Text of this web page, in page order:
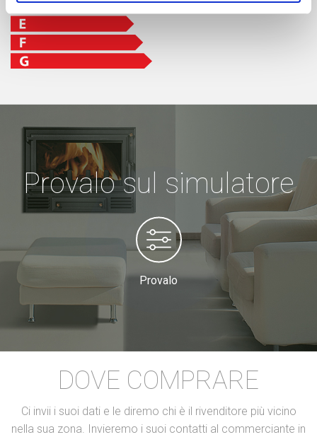
Provalo sul simulatore
Provalo
DOVE COMPRARE
Ci invii i suoi dati e le diremo chi è il rivenditore più vicino
nella sua zona. Invieremo i suoi contatti al commerciante in